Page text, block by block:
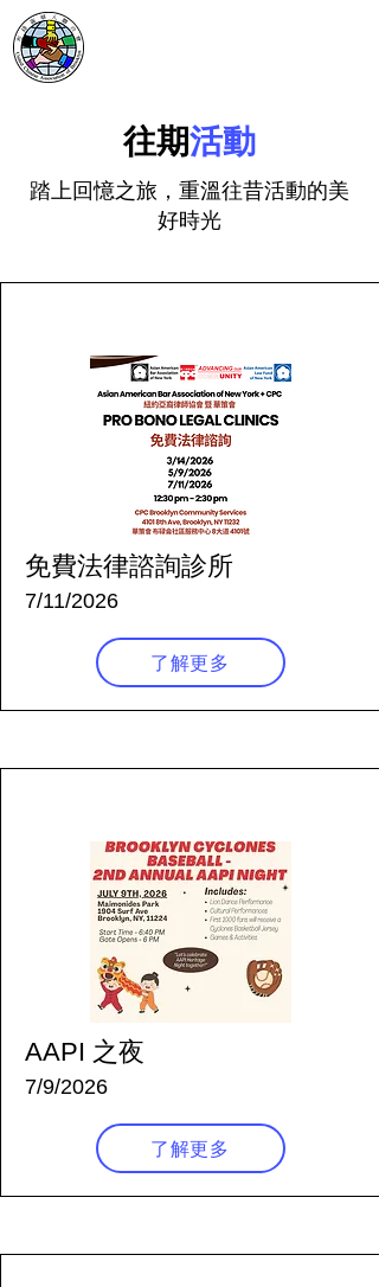
往期活動
踏上回憶之旅，重溫往昔活動的美
好時光
免費法律諮詢診所
7/11/2026
了解更多
AAPI 之夜
7/9/2026
了解更多